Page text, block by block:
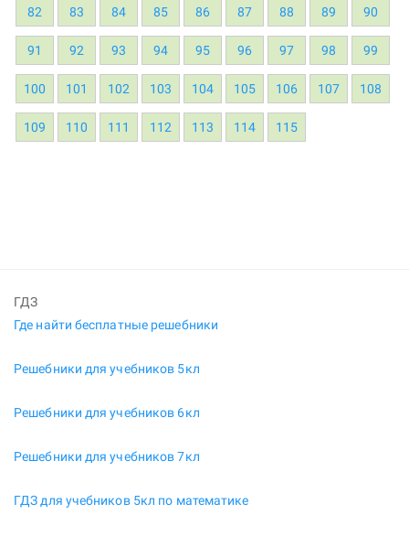
82 83 84 85 86 87 88 89 90
91 92 93 94 95 96 97 98 99
100 101 102 103 104 105 106 107 108
109 110 111 112 113 114 115
ГДЗ
Где найти бесплатные решебники
Решебники для учебников 5кл
Решебники для учебников 6кл
Решебники для учебников 7кл
ГДЗ для учебников 5кл по математике